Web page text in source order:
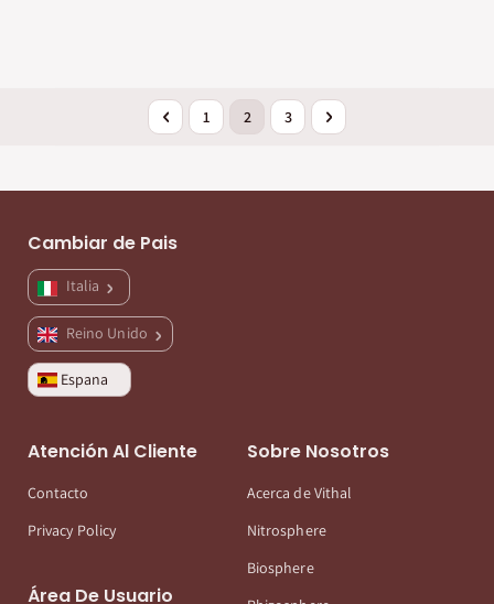
PáginaPágina
AnteriorPágina
1 Actualmente estás leyendo página
2 Página
3 Página
Siguiente
Cambiar de Pais
Italia
Reino Unido
Espana
Atención Al Cliente
Contacto
Privacy Policy
Área De Usuario
Sobre Nosotros
Acerca de Vithal
Nitrosphere
Biosphere